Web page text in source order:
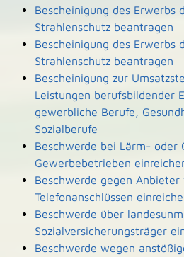
Bescheinigung des Erwerbs
Strahlenschutz beantragen
Bescheinigung des Erwerbs
Strahlenschutz beantragen
Bescheinigung zur
Leistungen berufsbildender
gewerbliche Berufe,
Sozialberufe
Beschwerde bei Lärm- oder
Gewerbebetrieben
Beschwerde gegen
Telefonanschlüssen
Beschwerde über
Sozialversicherungsträger
Beschwerde wegen